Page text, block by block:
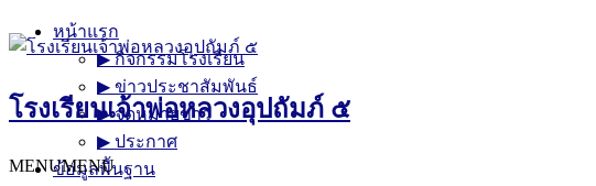
Skip
to
โรงเรียนเจ้าพ่อหลวงอุปถัมภ์ ๕
MENUMENU
หน้าแรก
▶︎ กิจกรรมโรงเรียน
▶︎ ข่าวประชาสัมพันธ์
▶︎ จดหมายข่าว
▶︎ ประกาศ
ข้อมูลพื้นฐาน